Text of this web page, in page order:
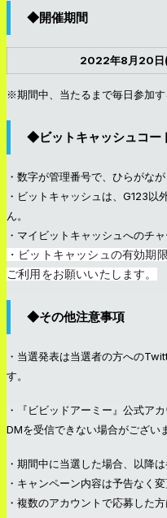
◆開催期間
2022年8月20日
※期間中、当たるまで毎日参加
◆ビットキャッシュコー
・数字が管理番号で、ひらがなが
・ビットキャッシュは、G123以
ん。
・マイビットキャッシュへのチ
・ビットキャッシュの有効期
ご利用をお願いいたします。
◆その他注意事項
・当選発表は当選者の方への
す。
・『ビビッドアーミー』公式ア
DMを受信できない場合がござい
・期間中に当選した場合、以降
・キャンペーン内容は予告なく
・複数のアカウントで応募した